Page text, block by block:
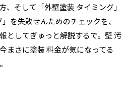
、そして「外壁塗装 タイミング」
を失敗せんためのチェックを、
としてぎゅっと解説するで。壁 汚
まさに塗装 料金が気になってる